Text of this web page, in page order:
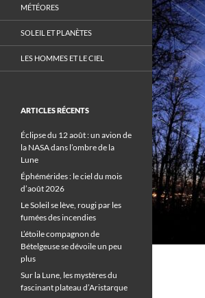
MÉTÉORES
SOLEIL ET PLANÈTES
LES HOMMES ET LE CIEL
ARTICLES RÉCENTS
Éclipse du 12 août : un avion de
la NASA dans l’ombre de la
Lune
Éphémérides : le ciel du mois
d’août 2026
Le Soleil se lève, rougi par les
fumées des incendies
L’étoile compagnon de
Bételgeuse se dévoile un peu
plus
Sur la Lune, les mystères du
fascinant plateau d’Aristarque